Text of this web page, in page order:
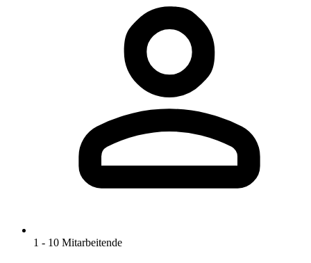
1 - 10 Mitarbeitende